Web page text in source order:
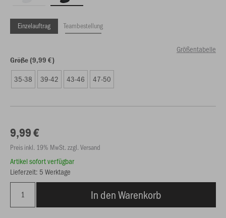
Einzelauftrag Teambestellung
Größentabelle
Größe (9,99 €)
35-38 39-42 43-46 47-50
9,99 €
Preis inkl. 19% MwSt. zzgl. Versand
Artikel sofort verfügbar
Lieferzeit: 5 Werktage
In den Warenkorb